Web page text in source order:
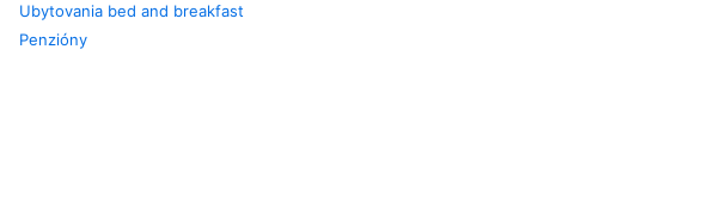
Ubytovania bed and breakfast
Penzióny